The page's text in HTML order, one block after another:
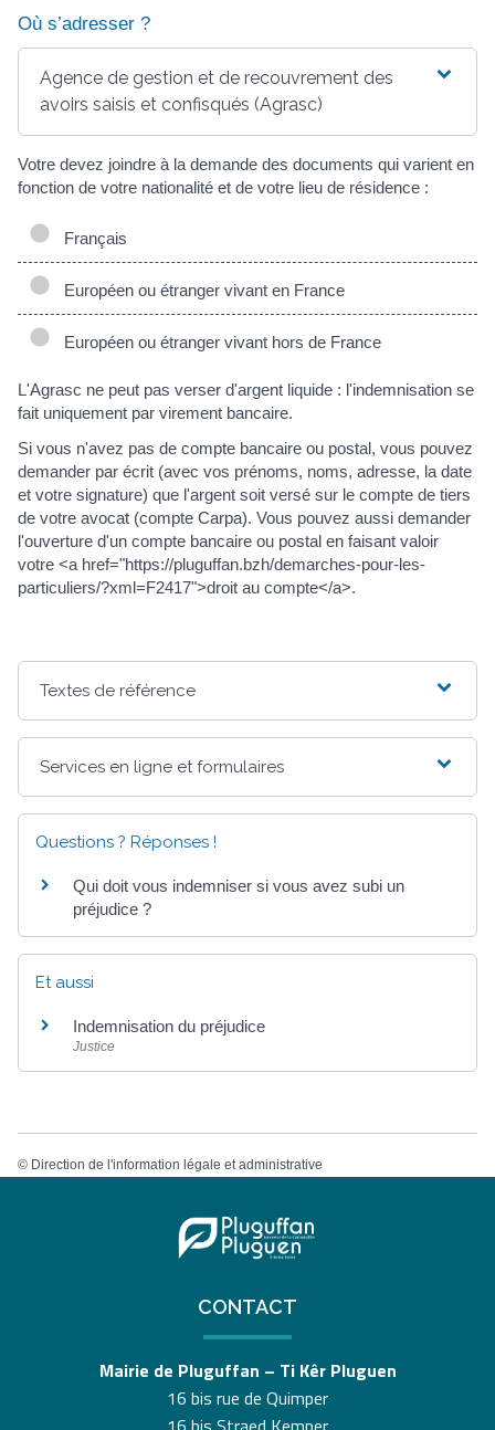
Où s’adresser ?
Agence de gestion et de recouvrement des
avoirs saisis et confisqués (Agrasc)
Votre devez joindre à la demande des documents qui varient en
fonction de votre nationalité et de votre lieu de résidence :
Français
Européen ou étranger vivant en France
Européen ou étranger vivant hors de France
L'Agrasc ne peut pas verser d'argent liquide : l'indemnisation se
fait uniquement par virement bancaire.
Si vous n'avez pas de compte bancaire ou postal, vous pouvez
demander par écrit (avec vos prénoms, noms, adresse, la date
et votre signature) que l'argent soit versé sur le compte de tiers
de votre avocat (compte Carpa). Vous pouvez aussi demander
l'ouverture d'un compte bancaire ou postal en faisant valoir
votre <a href="https://pluguffan.bzh/demarches-pour-les-
particuliers/?xml=F2417">droit au compte</a>.
Textes de référence
Services en ligne et formulaires
Questions ? Réponses !
Qui doit vous indemniser si vous avez subi un
préjudice ?
Et aussi
Indemnisation du préjudice
Justice
© Direction de l'information légale et administrative
CONTACT
Mairie de Pluguffan – Ti Kêr Pluguen
16 bis rue de Quimper